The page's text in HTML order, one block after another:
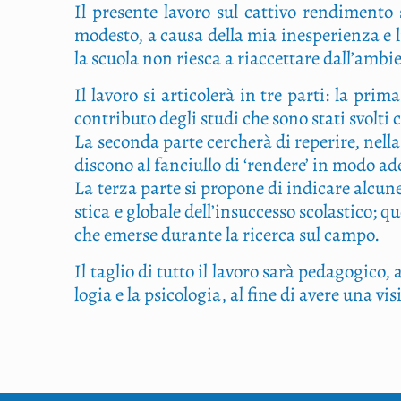
Il pre­sen­te lavo­ro sul cat­ti­vo
mode­sto, a cau­sa del­la mia ine­spe­rien­za
la scuo­la non rie­sca a riac­cet­ta­re
Il lavo­ro si arti­co­le­rà in tre par­ti: la
con­tri­bu­to degli stu­di che sono sta­ti svol­ti
La secon­da par­te cer­che­rà di repe­ri­re,
di­sco­no al fan­ciul­lo di ‘ren­de­re’ in modo
La ter­za par­te si pro­po­ne di indi­ca­re
sti­ca e glo­ba­le del­l’in­suc­ces­so
che emer­se duran­te la ricer­ca sul campo.
Il taglio di tut­to il lavo­ro sarà peda­go­gi­co,
lo­gia e la psi­co­lo­gia, al fine di ave­re una